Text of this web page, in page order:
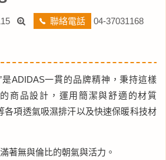
聯絡電話 04-37031168
是ADIDAS一貫的品牌精神，秉持這樣
商品設計，運用簡潔與舒適的材質
各項透氣吸濕排汗以及快速保暖科技材
著無與倫比的朝氣與活力。